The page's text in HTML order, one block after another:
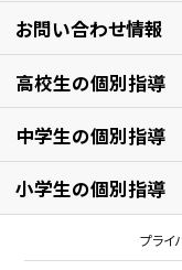
お問い合わせ情報
高校生の個別指導
中学生の個別指導
小学生の個別指導
プライ